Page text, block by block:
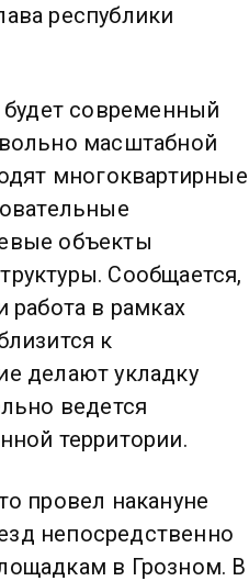
республики
современный
масштабной
многоквартирные
объекты
Сообщается,
работа в рамках
к
делают укладку
ведется
территории.
провел накануне
непосредственно
в Грозном. В